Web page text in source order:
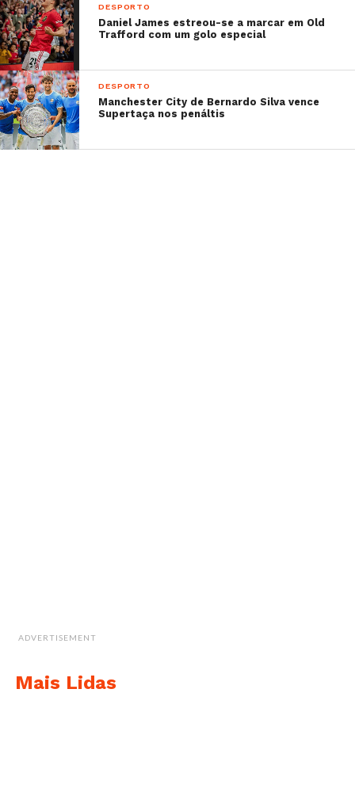
DESPORTO
Daniel James estreou-se a marcar em Old
Trafford com um golo especial
DESPORTO
Manchester City de Bernardo Silva vence
Supertaça nos penáltis
ADVERTISEMENT
Mais Lidas